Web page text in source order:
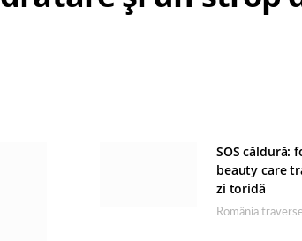
SOS căldură:
beauty care
zi toridă